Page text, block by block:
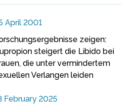
April 2001
zeigen:
steigert die Libido bei
die unter vermindertem
Verlangen leiden
February 2025